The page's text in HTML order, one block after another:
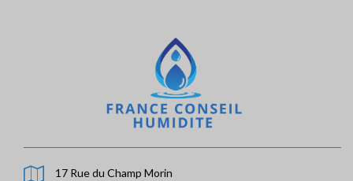
17 Rue du Champ Morin